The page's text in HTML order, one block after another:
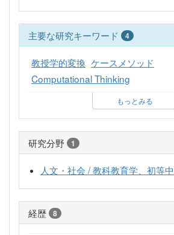
主要な研究キーワード 4
教授学的変換 ケースメソッド
Computational Thinking
もっとみる
研究分野 1
人文・社会 / 教科教育学、初等
経歴 8